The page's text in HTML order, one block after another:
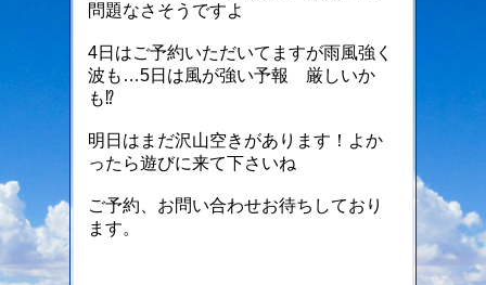
問題なさそうですよ
4日はご予約いただいてますが雨風強く
波も…5日は風が強い予報 厳しいか
も⁉️
明日はまだ沢山空きがあります！よか
ったら遊びに来て下さいね
ご予約、お問い合わせお待ちしており
ます。